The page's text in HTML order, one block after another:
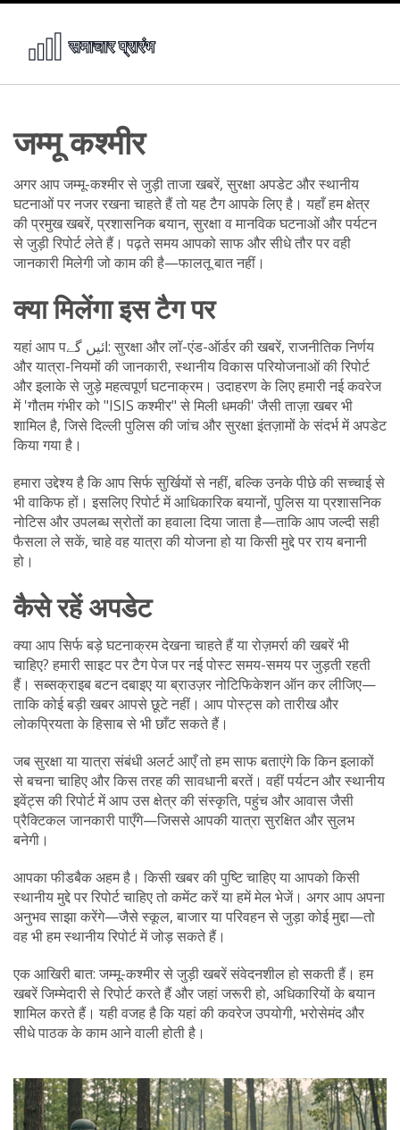
जम्मू कश्मीर
अगर आप जम्मू-कश्मीर से जुड़ी ताजा खबरें, सुरक्षा अपडेट और स्थानीय
घटनाओं पर नजर रखना चाहते हैं तो यह टैग आपके लिए है। यहाँ हम क्षेत्र
की प्रमुख खबरें, प्रशासनिक बयान, सुरक्षा व मानविक घटनाओं और पर्यटन
से जुड़ी रिपोर्ट लेते हैं। पढ़ते समय आपको साफ और सीधे तौर पर वही
जानकारी मिलेगी जो काम की है—फालतू बात नहीं।
क्या मिलेंगा इस टैग पर
यहां आप पائیں گے: सुरक्षा और लॉ-एंड-ऑर्डर की खबरें, राजनीतिक निर्णय
और यात्रा-नियमों की जानकारी, स्थानीय विकास परियोजनाओं की रिपोर्ट
और इलाके से जुड़े महत्वपूर्ण घटनाक्रम। उदाहरण के लिए हमारी नई कवरेज
में 'गौतम गंभीर को "ISIS कश्मीर" से मिली धमकी' जैसी ताज़ा खबर भी
शामिल है, जिसे दिल्ली पुलिस की जांच और सुरक्षा इंतज़ामों के संदर्भ में अपडेट
किया गया है।
हमारा उद्देश्य है कि आप सिर्फ सुर्खियों से नहीं, बल्कि उनके पीछे की सच्चाई से
भी वाकिफ हों। इसलिए रिपोर्ट में आधिकारिक बयानों, पुलिस या प्रशासनिक
नोटिस और उपलब्ध स्रोतों का हवाला दिया जाता है—ताकि आप जल्दी सही
फैसला ले सकें, चाहे वह यात्रा की योजना हो या किसी मुद्दे पर राय बनानी
हो।
कैसे रहें अपडेट
क्या आप सिर्फ बड़े घटनाक्रम देखना चाहते हैं या रोज़मर्रा की खबरें भी
चाहिए? हमारी साइट पर टैग पेज पर नई पोस्ट समय-समय पर जुड़ती रहती
हैं। सब्सक्राइब बटन दबाइए या ब्राउज़र नोटिफिकेशन ऑन कर लीजिए—
ताकि कोई बड़ी खबर आपसे छूटे नहीं। आप पोस्ट्स को तारीख और
लोकप्रियता के हिसाब से भी छाँट सकते हैं।
जब सुरक्षा या यात्रा संबंधी अलर्ट आएँ तो हम साफ बताएंगे कि किन इलाकों
से बचना चाहिए और किस तरह की सावधानी बरतें। वहीं पर्यटन और स्थानीय
इवेंट्स की रिपोर्ट में आप उस क्षेत्र की संस्कृति, पहुंच और आवास जैसी
प्रैक्टिकल जानकारी पाएँगे—जिससे आपकी यात्रा सुरक्षित और सुलभ
बनेगी।
आपका फीडबैक अहम है। किसी खबर की पुष्टि चाहिए या आपको किसी
स्थानीय मुद्दे पर रिपोर्ट चाहिए तो कमेंट करें या हमें मेल भेजें। अगर आप अपना
अनुभव साझा करेंगे—जैसे स्कूल, बाजार या परिवहन से जुड़ा कोई मुद्दा—तो
वह भी हम स्थानीय रिपोर्ट में जोड़ सकते हैं।
एक आखिरी बात: जम्मू-कश्मीर से जुड़ी खबरें संवेदनशील हो सकती हैं। हम
खबरें जिम्मेदारी से रिपोर्ट करते हैं और जहां जरूरी हो, अधिकारियों के बयान
शामिल करते हैं। यही वजह है कि यहां की कवरेज उपयोगी, भरोसेमंद और
सीधे पाठक के काम आने वाली होती है।